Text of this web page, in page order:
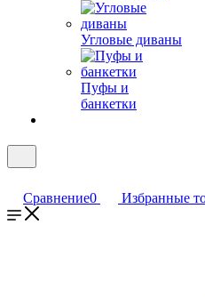
Угловые диваны
Пуфы и
банкетки
Сравнение0 Избранные